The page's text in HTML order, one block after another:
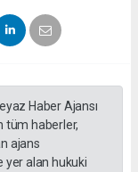
Haber Ajansı
tüm haberler,
ajans
yer alan hukuki